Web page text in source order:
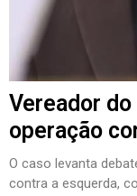
Vereador
operação
O caso levanta
contra a esquerda,